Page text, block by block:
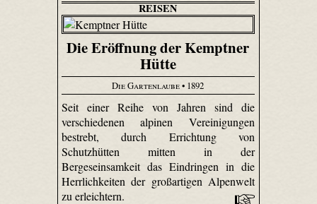
REISEN
Die Eröffnung der Kemptner
Hütte
Die Gartenlaube• 1892
Seit einer Reihe von Jahren sind die
verschiedenen alpinen Vereinigungen
bestrebt, durch Errichtung von
Schutzhütten mitten in der
Bergeseinsamkeit das Eindringen in die
Herrlichkeiten der großartigen Alpenwelt
zu erleichtern.